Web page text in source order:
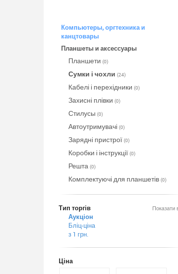
Компьютеры, оргтехника и
канцтовары
Планшеты и аксессуары
Планшети (0)
Сумки і чохли (24)
Кабелі і перехідники (0)
Захисні плівки (0)
Стилусы (0)
Автоутримувачі (0)
Зарядні пристрої (0)
Коробки і інструкції (0)
Решта (0)
Комплектуючі для планшетів (0)
Показати
Тип торгів
Аукціон
Бліц-ціна
з 1 грн.
Ціна